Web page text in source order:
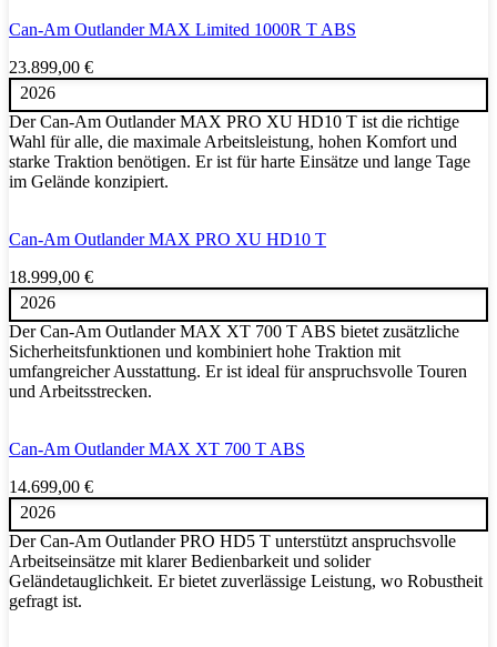
Can-Am Outlander MAX Limited 1000R T ABS
23.899,00 €
2026
Der Can-Am Outlander MAX PRO XU HD10 T ist die richtige
Wahl für alle, die maximale Arbeitsleistung, hohen Komfort und
starke Traktion benötigen. Er ist für harte Einsätze und lange Tage
im Gelände konzipiert.
Can-Am Outlander MAX PRO XU HD10 T
18.999,00 €
2026
Der Can-Am Outlander MAX XT 700 T ABS bietet zusätzliche
Sicherheitsfunktionen und kombiniert hohe Traktion mit
umfangreicher Ausstattung. Er ist ideal für anspruchsvolle Touren
und Arbeitsstrecken.
Can-Am Outlander MAX XT 700 T ABS
14.699,00 €
2026
Der Can-Am Outlander PRO HD5 T unterstützt anspruchsvolle
Arbeitseinsätze mit klarer Bedienbarkeit und solider
Geländetauglichkeit. Er bietet zuverlässige Leistung, wo Robustheit
gefragt ist.